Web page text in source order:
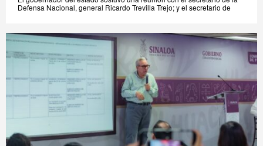
Defensa Nacional, general Ricardo Trevilla Trejo; y el secretario de